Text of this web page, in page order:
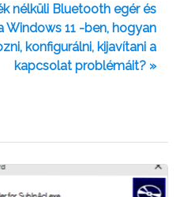
nélküli Bluetooth egér és
Windows 11 -ben, hogyan
konfigurálni, kijavítani a
kapcsolat problémáit? »